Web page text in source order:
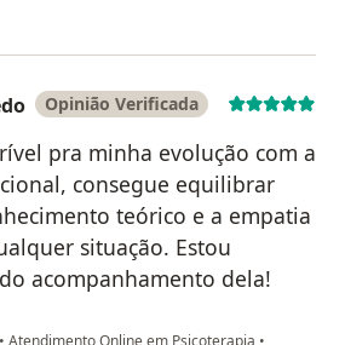
Opinião Verificada
pra minha evolução com a
consegue equilibrar
teórico e a empatia
situação. Estou
acompanhamento dela!